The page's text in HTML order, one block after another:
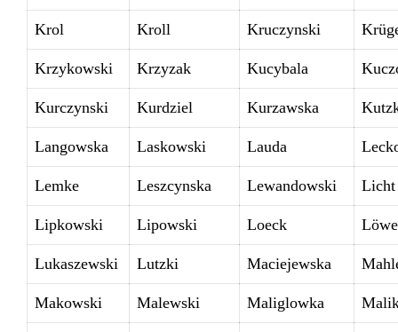
Krol Kroll Kruczynski
Krzykowski Krzyzak Kucybala
Kurczynski Kurdziel Kurzawska
Langowska Laskowski Lauda
Lemke Leszcynska Lewandowski Licht
Lipkowski Lipowski Loeck
Lukaszewski Lutzki Maciejewska
Makowski Malewski Maliglowka